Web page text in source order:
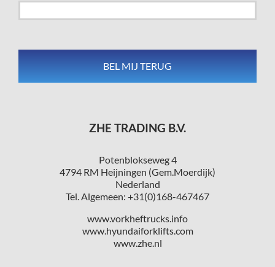
ZHE TRADING B.V.
Potenblokseweg 4
4794 RM Heijningen (Gem.Moerdijk)
Nederland
Tel. Algemeen: +31(0)168-467467
www.vorkheftrucks.info
www.hyundaiforklifts.com
www.zhe.nl